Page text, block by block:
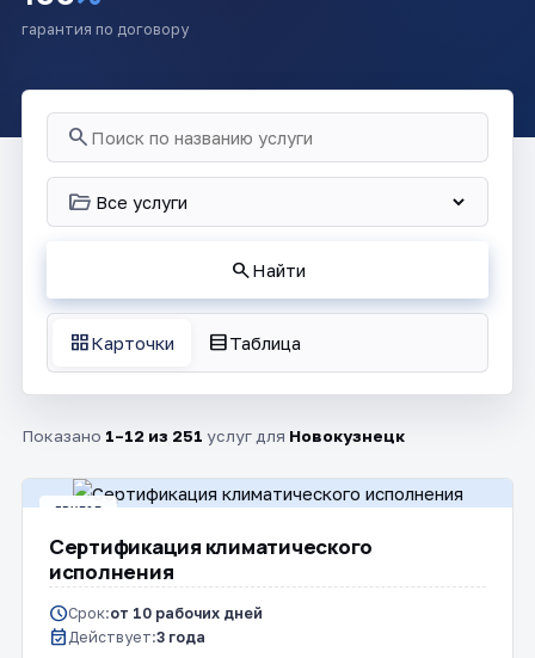
гарантия по договору
search
folder_open
searchНайти
grid_viewКарточки table_rowsТаблица
Показано 1–12 из 251 услуг для Новокузнецк
ДРУГОЕ
Сертификация климатического
исполнения
scheduleСрок:от 10 рабочих дней
event_available Действует:3 года